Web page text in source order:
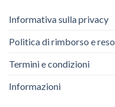
Informativa sulla privacy
Politica di rimborso e reso
Termini e condizioni
Informazioni